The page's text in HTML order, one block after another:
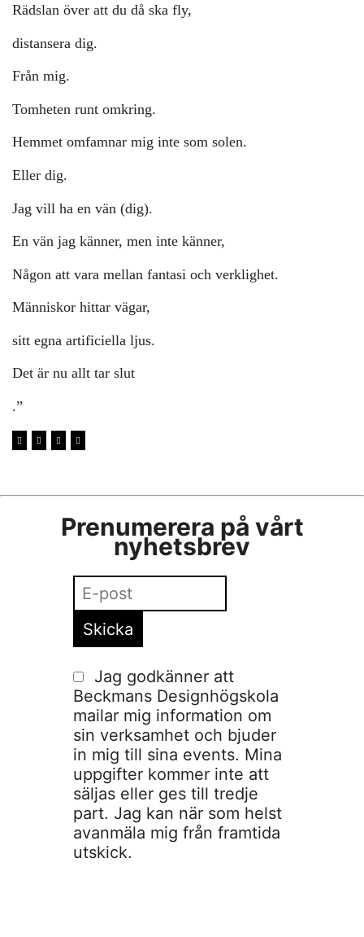
Rädslan över att du då ska fly,
distansera dig.
Från mig.
Tomheten runt omkring.
Hemmet omfamnar mig inte som solen.
Eller dig.
Jag vill ha en vän (dig).
En vän jag känner, men inte känner,
Någon att vara mellan fantasi och verklighet.
Människor hittar vägar,
sitt egna artificiella ljus.
Det är nu allt tar slut
.”
Prenumerera på vårt
nyhetsbrev
Jag godkänner att
Beckmans Designhögskola
mailar mig information om
sin verksamhet och bjuder
in mig till sina events. Mina
uppgifter kommer inte att
säljas eller ges till tredje
part. Jag kan när som helst
avanmäla mig från framtida
utskick.